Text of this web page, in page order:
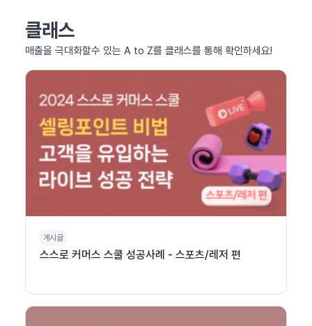
클래스
매출을 극대화할수 있는 A to Z를 클래스를 통해 확인하세요!
게시글
스스로 커머스 스쿨 성공사례 - 스포츠/레저 편